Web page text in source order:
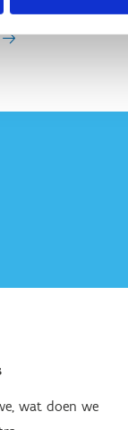
liedje zelf spelen
wat doen we